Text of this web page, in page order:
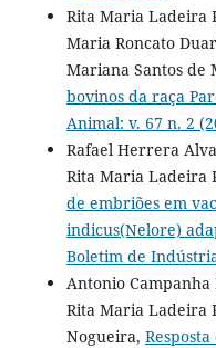
Rita Maria Ladeira
Maria Roncato
Mariana Santos de
bovinos da raça
Animal: v. 67 n. 2
Rafael Herrera
Rita Maria Ladeira
de embriões em
indicus(Nelore)
Boletim de
Antonio
Rita Maria Ladeira
Nogueira,